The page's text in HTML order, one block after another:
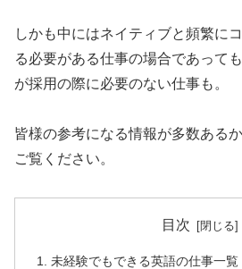
しかも中にはネイティブと頻繁に
る必要がある仕事の場合であって
が採用の際に必要のない仕事も。
皆様の参考になる情報が多数ある
ご覧ください。
目次
未経験でもできる英語の仕事一覧